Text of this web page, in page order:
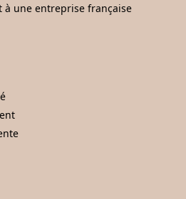
une entreprise française